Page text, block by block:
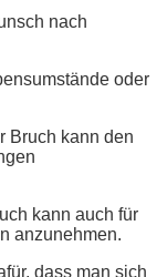
nach
oder
Bruch kann den
kann auch für
anzunehmen.
dass man sich